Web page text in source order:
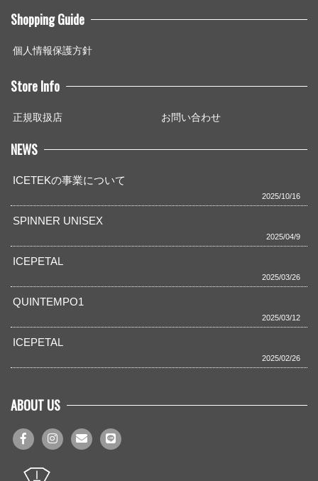
Shopping Guide
個人情報保護方針
Store Info
正規取扱店 お問い合わせ
NEWS
ICETEKの事業について
2025/10/16
SPINNER UNISEX
2025/04/9
ICEPETAL
2025/03/26
QUINTEMPO1
2025/03/12
ICEPETAL
2025/02/26
ABOUT US